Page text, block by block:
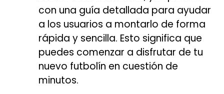
con una guía detallada para ayudar
a los usuarios a montarlo de forma
rápida y sencilla. Esto significa que
puedes comenzar a disfrutar de tu
nuevo futbolín en cuestión de
minutos.